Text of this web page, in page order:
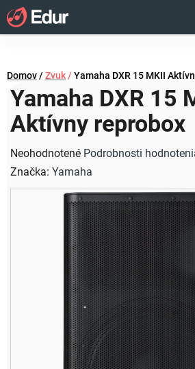
Prejsť
na
obsah
Domov/ Zvuk / Yamaha DXR 15 MKII
Yamaha DXR 15
Aktívny reprobox
Priemerné
hodnotenie
produktu
Neohodnotené Podrobnosti
Značka: Yamaha